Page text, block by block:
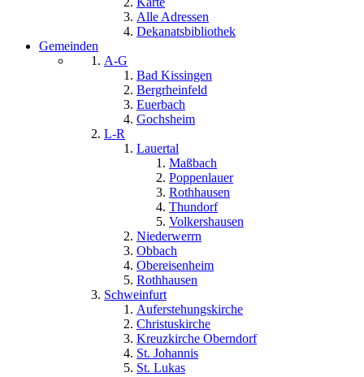
Alle Adressen
Dekanatsbibliothek
Gemeinden
A-G
Bad Kissingen
Bergrheinfeld
Euerbach
Gochsheim
L-R
Lauertal
Maßbach
Poppenlauer
Rothhausen
Thundorf
Volkershausen
Niederwerrn
Obbach
Obereisenheim
Rothhausen
Schweinfurt
Auferstehungskirche
Christuskirche
Kreuzkirche Oberndorf
St. Johannis
St. Lukas